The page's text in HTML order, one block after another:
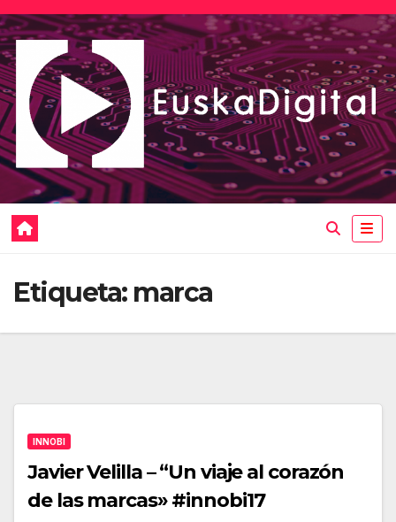
Saltar
al
contenido
Etiqueta: marca
INNOBI
Javier Velilla – “Un viaje al corazón
de las marcas» #innobi17